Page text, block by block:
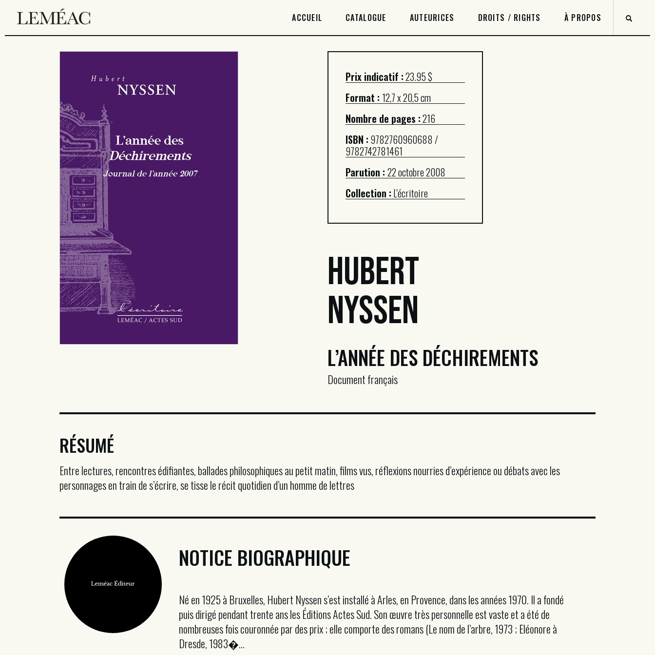
ACCUEIL CATALOGUE AUTEURICES DROITS / RIGHTS À PROPOS
CATALOGUE
Prix indicatif :23.95 $
Format : 12,7 x 20,5 cm
Nombre de pages :216
ISBN : 9782760960688 /
9782742781461
Parution : 22 octobre 2008
Collection : L'écritoire
Hubert
Nyssen
L’ANNÉE DES DÉCHIREMENTS
Document français
RÉSUMÉ
Entre lectures, rencontres édifiantes, ballades philosophiques au petit matin, films vus, réflexions nourries d’expérience ou débats avec les
personnages en train de s’écrire, se tisse le récit quotidien d’un homme de lettres
NOTICE BIOGRAPHIQUE
Né en 1925 à Bruxelles, Hubert Nyssen s’est installé à Arles, en Provence, dans les années 1970. Il a fondé
puis dirigé pendant trente ans les Éditions Actes Sud. Son œuvre très personnelle est vaste et a été de
nombreuses fois couronnée par des prix ; elle comporte des romans (Le nom de l’arbre, 1973 ; Eléonore à
Dresde, 1983�...